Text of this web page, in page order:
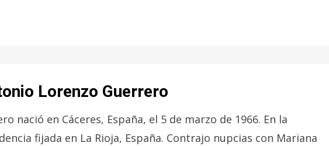
Lorenzo Guerrero
nació en Cáceres, España, el 5 de marzo de 1966. En la
fijada en La Rioja, España. Contrajo nupcias con Mariana